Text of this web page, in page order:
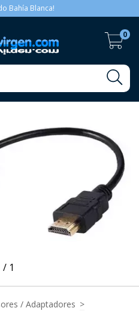
Bahía Blanca!
0
/ 1
/ Adaptadores >